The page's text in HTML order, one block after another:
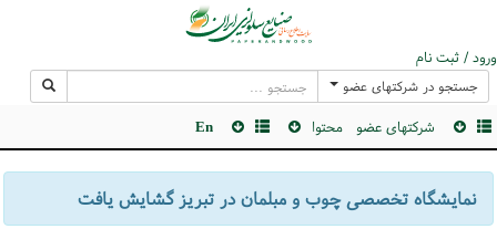
ورود / ثبت نام
جستجو در شرکتهای عضو
شرکتهای عضو محتوا En
نمایشگاه تخصصی چوب و مبلمان در تبریز گشایش یافت